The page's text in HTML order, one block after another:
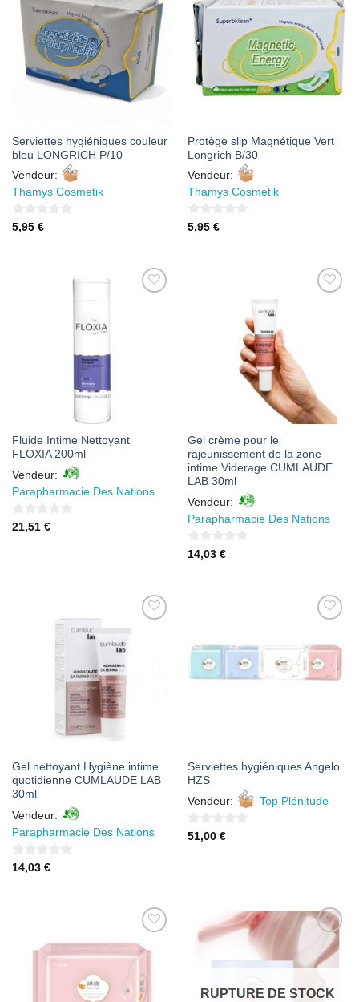
AJOUTER
À MES
FAVORIS
Serviettes hygiéniques couleur
bleu LONGRICH P/10
Vendeur:
Thamys Cosmetik
0
5,95 €
AJOUTER
À MES
FAVORIS
Protège slip Magnétique Vert
Longrich B/30
Vendeur:
Thamys Cosmetik
0
5,95 €
Fluide Intime Nettoyant
FLOXIA 200ml
Vendeur:
Parapharmacie Des Nations
0
21,51 €
Gel crème pour le
rajeunissement de la zone
intime Viderage CUMLAUDE
LAB 30ml
Vendeur:
Parapharmacie Des Nations
0
14,03 €
À MES
Gel nettoyant Hygiène intime
quotidienne CUMLAUDE LAB
30ml
Vendeur:
Parapharmacie Des Nations
0
14,03 €
À MES
FAVORIS
Serviettes hygiéniques Angelo
HZS
Vendeur:
Top Plénitude
0
51,00 €
AJOUTER
À MES
FAVORIS
AJOUTER
À MES
RUPTURE DE STOCK